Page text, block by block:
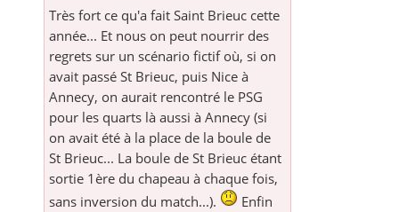
Très fort ce qu'a fait Saint Brieuc cette
année... Et nous on peut nourrir des
regrets sur un scénario fictif où, si on
avait passé St Brieuc, puis Nice à
Annecy, on aurait rencontré le PSG
pour les quarts là aussi à Annecy (si
on avait été à la place de la boule de
St Brieuc... La boule de St Brieuc étant
sortie 1ère du chapeau à chaque fois,
sans inversion du match...).
Enfin